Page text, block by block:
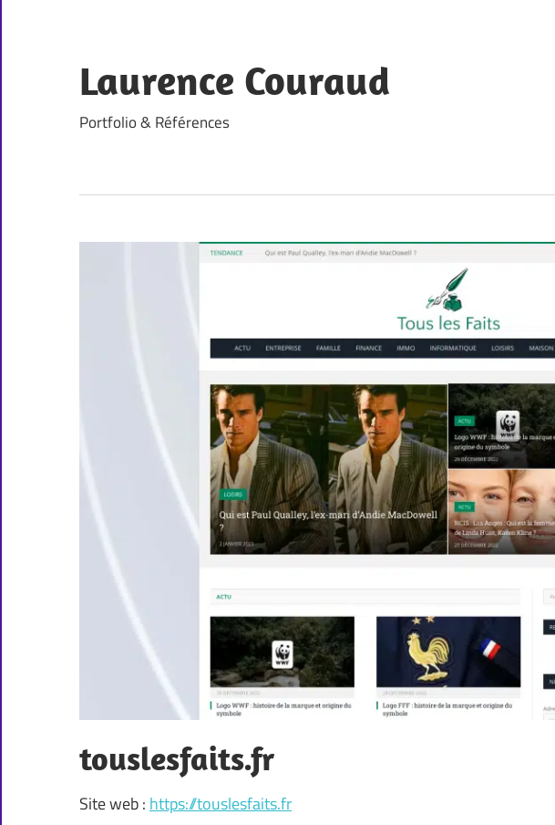
content
Laurence Couraud
Portfolio & Références
touslesfaits.fr
Site web : https://touslesfaits.fr